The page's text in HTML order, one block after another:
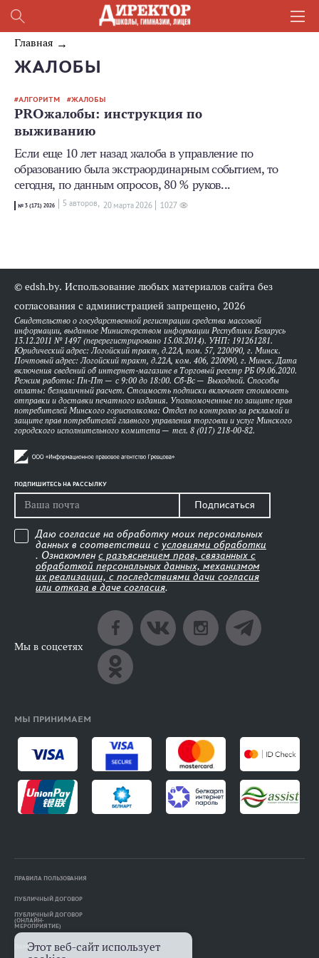
Главная
ЖАЛОБЫ
АЛГОРИТМ ЖАЛОБЫ
PROжалобы: инструкция по
выживанию
Если еще 10 лет назад жалоба в управление по
образованию была экстраординарным событием, то
сегодня, по данным опросов, 80 % руков...
№ 3 (171) 2026 5 авторов, 20 мартa 2026 1027
© edsh.by. Использование любых материалов сайта без
согласования с администрацией запрещено, 2026
Свидетельство о государственной регистрации средства массовой
информации, выданное Министерством информации Республики Беларусь
13.12.2011 № 1497 (перерегистрировано 15.08.2014). УНП: 191261281.
Юридический адрес: Логойский тракт, д.22А, пом. 57, 220090, г. Минск.
Почтовый адрес: Логойский тракт, д.22А, ком. 406, 220090, г. Минск. Дата
включения сведений об интернет-магазине в Торговый реестр РБ 09.06.2020.
Режим работы: Пн-Пт — с 9:00 до 18:00. Сб-Вс — Выходной. Способы
оплаты: безналичный расчет. Стоимость подписки включает стоимость
отправки и доставки печатного издания. Уполномоченные по защите прав
потребителей Минского горисполкома: Отдел по контролю за рекламой и
защите прав потребителей главного управления торговли и услуг Минского
городского исполнительного комитета — тел. 8 (017) 218-00-82.
ПОДПИШИТЕСЬ НА РАССЫЛКУ
Подписаться
Даю согласие на обработку моих персональных
данных в соответствии с условиями обработки
. Ознакомлен с разъяснением прав, связанных с
обработкой персональных данных, механизмом
их реализации, с последствиями дачи согласия
или отказа в даче согласия.
Мы в соцсетях
МЫ ПРИНИМАЕМ
ПРАВИЛА ПОЛЬЗОВАНИЯ
ПУБЛИЧНЫЙ ДОГОВОР
ПУБЛИЧНЫЙ ДОГОВОР
(ОНЛАЙН-
МЕРОПРИЯТИЕ)
ПАМЯТКА АВТОРАМ
Этот веб-сайт использует